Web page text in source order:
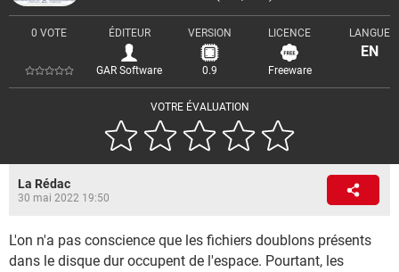
VOTRE ÉVALUATION
0 VOTE ÉDITEUR
GAR Software
VERSION
0.9
LICENCE
Freeware
LANGUE
EN
La Rédac
30 mai 2022 19:50
L'on n'a pas conscience que les fichiers doublons présents
dans le disque dur occupent de l'espace. Pourtant, les